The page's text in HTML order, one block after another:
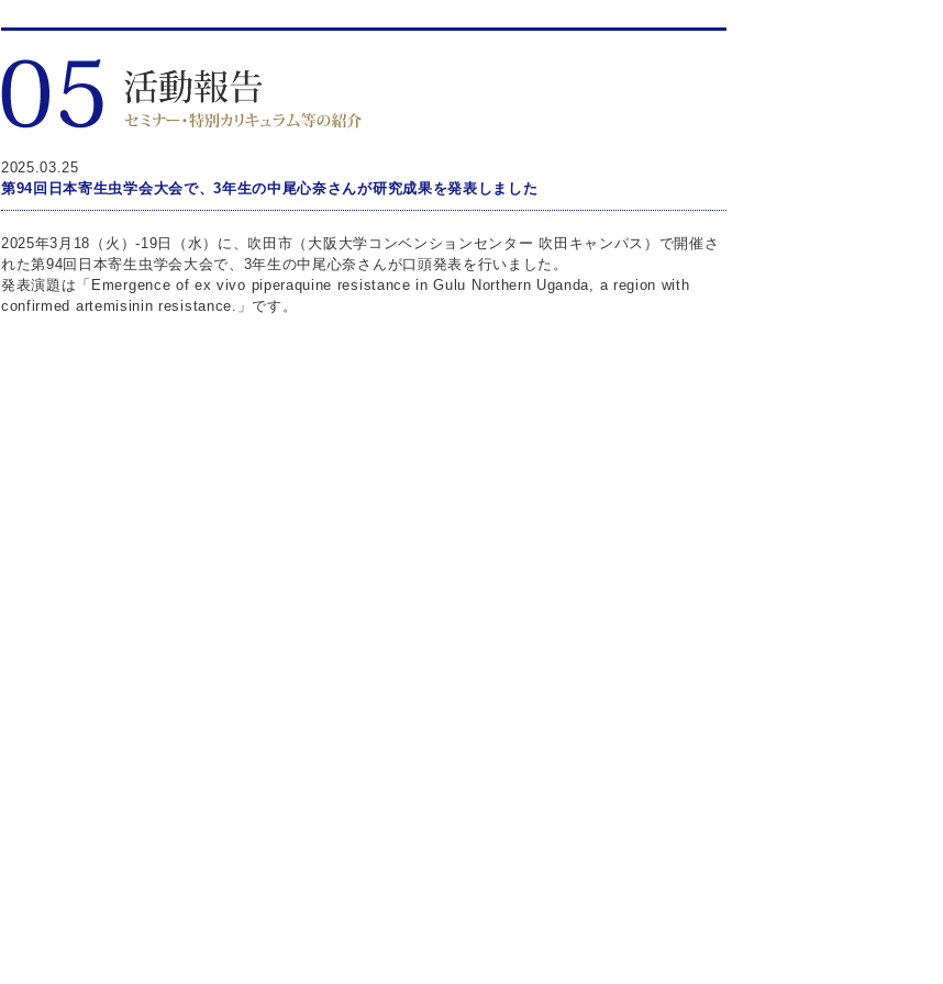
2025.03.25
第94回日本寄生虫学会大会で、3年生の中尾心奈さんが研究成果を発表しました
2025年3月18（火）-19日（水）に、吹田市（大阪大学コンベンションセンター 吹田キャンパス）で開催さ
れた第94回日本寄生虫学会大会で、3年生の中尾心奈さんが口頭発表を行いました。
発表演題は「Emergence of ex vivo piperaquine resistance in Gulu Northern Uganda, a region with
confirmed artemisinin resistance.」です。